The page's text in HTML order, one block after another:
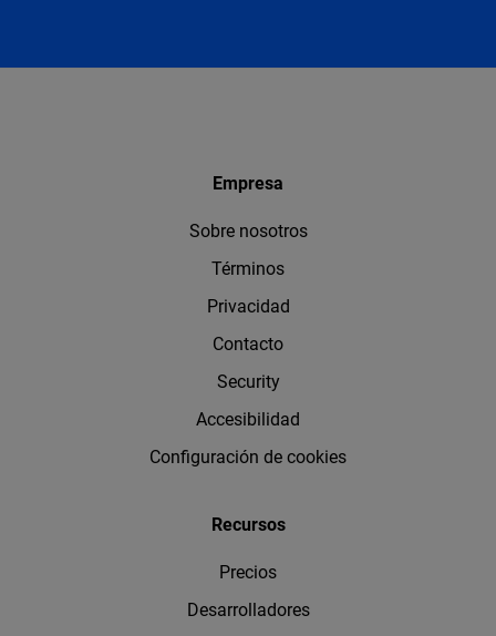
Empresa
Sobre nosotros
Términos
Privacidad
Contacto
Security
Accesibilidad
Configuración de cookies
Recursos
Precios
Desarrolladores